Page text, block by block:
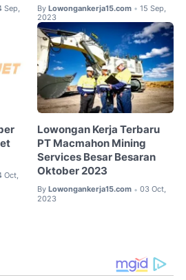
Sep,
By Lowongankerja15.com • 15 Sep,
2023
Oct,
Lowongan Kerja Terbaru
PT Macmahon Mining
Services Besar Besaran
Oktober 2023
By Lowongankerja15.com • 03 Oct,
2023